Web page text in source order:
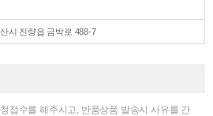
시 진량읍 금박로 488-7
접수를 해주시고, 반품상품 발송시 사유를 간